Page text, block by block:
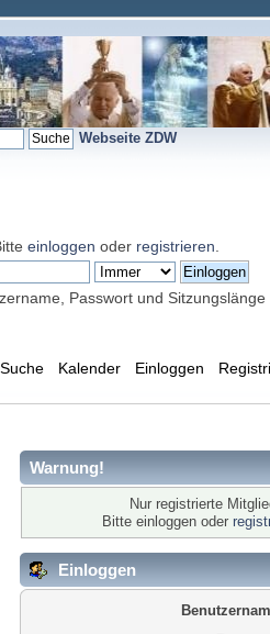
Webseite ZDW
einloggen oder registrieren
Passwort und Sitzungslänge
Suche Kalender Einloggen
Warnung!
Nur registrierte
Bitte einloggen oder
Einloggen